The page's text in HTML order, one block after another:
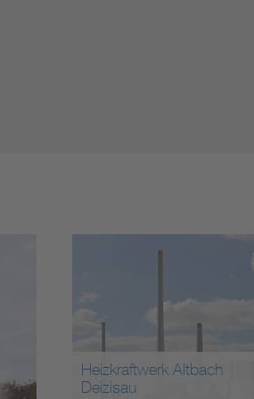
Heizkraftwerk Altbach
Deizisau